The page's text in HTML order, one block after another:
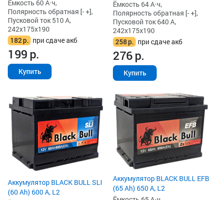
Ёмкость 60 А·ч,
Полярность обратная [- +],
Пусковой ток 510 А,
242x175x190
182р. при сдаче акб
199р.
Купить
Ёмкость 64 А·ч,
Полярность обратная [- +],
Пусковой ток 640 А,
242x175x190
258р. при сдаче акб
276р.
Купить
Аккумулятор BLACK BULL SLI
(60 Ah) 600 А, L2
Аккумулятор BLACK BULL EFB
(65 Ah) 650 А, L2